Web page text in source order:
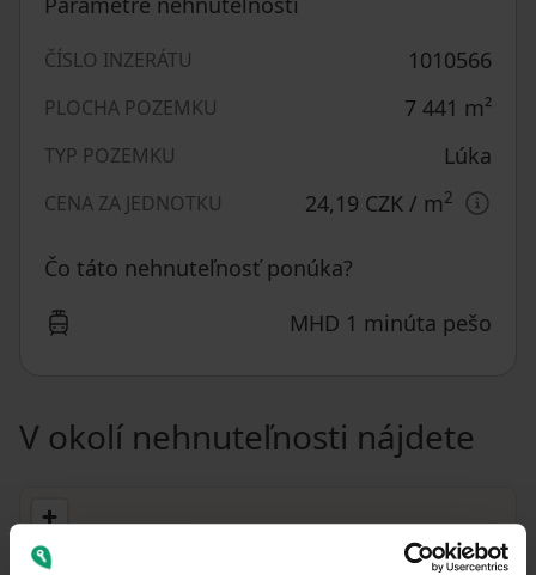
ČÍSLO INZERÁTU 1010566
PLOCHA POZEMKU 7 441 m²
TYP POZEMKU Lúka
CENA ZA JEDNOTKU 24,19 CZK / m2
Čo táto nehnuteľnosť ponúka?
MHD 1 minúta pešo
V okolí nehnuteľnosti nájdete